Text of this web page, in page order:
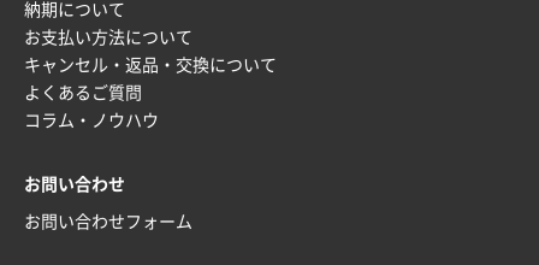
納期について
お支払い方法について
キャンセル・返品・交換について
よくあるご質問
コラム・ノウハウ
お問い合わせ
お問い合わせフォーム